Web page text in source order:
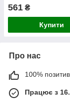
561 ₴
Купити
Про нас
100%
Працює з